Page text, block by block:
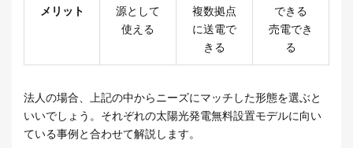
メリット
源として
使える
複数拠点
に送電で
きる
できる
売電でき
る
法人の場合、上記の中からニーズにマッチした形態を選ぶと
いいでしょう。それぞれの太陽光発電無料設置モデルに向い
ている事例と合わせて解説します。